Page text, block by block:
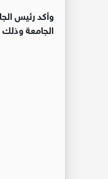
وأكد رئيس
الجامعة